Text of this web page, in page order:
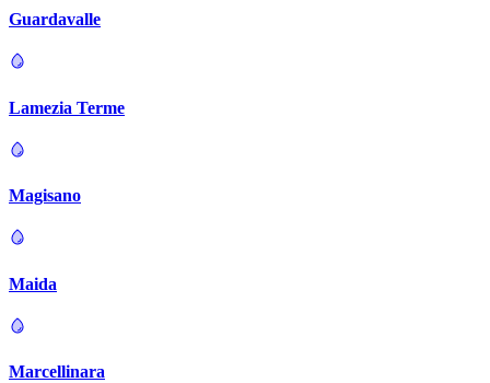
Guardavalle
Lamezia Terme
Magisano
Maida
Marcellinara